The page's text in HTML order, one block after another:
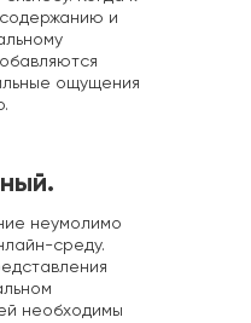
и
ощущения
неумолимо
среду.
необходимы